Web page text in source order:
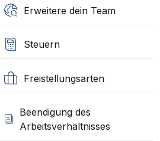
Erweitere dein Team
Steuern
Freistellungsarten
Beendigung des
Arbeitsverhältnisses